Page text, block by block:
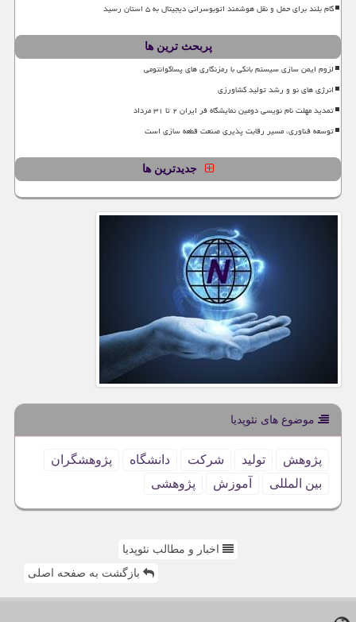
گام بلند برای حمل و نقل هوشمند اتوبوسرانی دیجیتال به ۵ استان رسید
پربحث ترین ها
لزوم ایمن سازی سیستم بانکی با رمزنگاری های پساکوانتومی
انرژی های نو و رشد تولید کشاورزی
تمدید مهلت نام نویسی دومین نمایشگاه فر ایران ۲ تا ۳۱ مرداد
توسعه فناوری، مسیر رقابت پذیری صنعت قطعه سازی است
جدیدترین ها
موضوع های نئوپدیا
پژوهش تولید شركت دانشگاه
پژوهشگران
بین المللی
آموزش پژوهشی
اخبار و مطالب نئوپدیا
بازگشت به صفحه اصلی